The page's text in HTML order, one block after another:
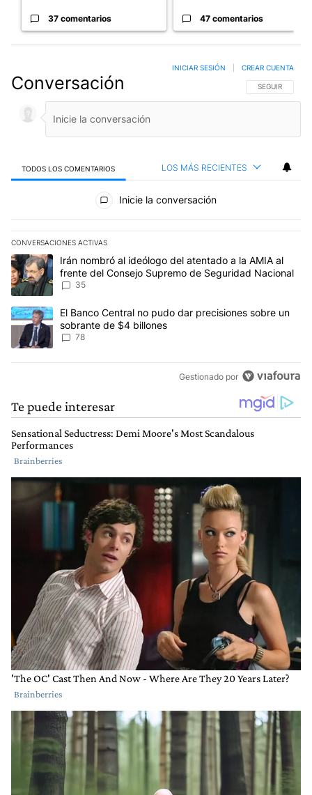
37 comentarios 47 comentarios
Conversación SIGA ESTA
SEGUIR
INICIAR SESIÓN CREAR CUENTA
TODOS LOS COMENTARIOS LOS MÁS RECIENTES
Todos los comentarios
Inicie la conversación
CONVERSACIONES ACTIVAS
Este listado muestra los artículos con más comentarios en los
Un artículo de tendencia con el título "Irán nombró al ideólogo
Irán nombró al ideólogo del atentado a la AMIA al
frente del Consejo Supremo de Seguridad Nacional
35
Un artículo de tendencia con el título "El Banco Central no pudo
El Banco Central no pudo dar precisiones sobre un
sobrante de $4 billones
78
Gestionado por